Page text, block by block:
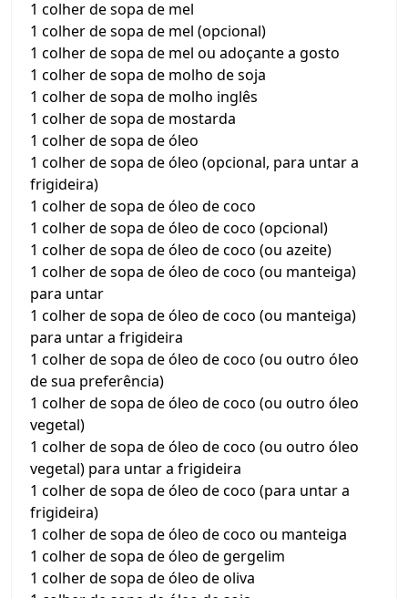
1 colher de sopa de mel
1 colher de sopa de mel (opcional)
1 colher de sopa de mel ou adoçante a gosto
1 colher de sopa de molho de soja
1 colher de sopa de molho inglês
1 colher de sopa de mostarda
1 colher de sopa de óleo
1 colher de sopa de óleo (opcional, para untar a
frigideira)
1 colher de sopa de óleo de coco
1 colher de sopa de óleo de coco (opcional)
1 colher de sopa de óleo de coco (ou azeite)
1 colher de sopa de óleo de coco (ou manteiga)
para untar
1 colher de sopa de óleo de coco (ou manteiga)
para untar a frigideira
1 colher de sopa de óleo de coco (ou outro óleo
de sua preferência)
1 colher de sopa de óleo de coco (ou outro óleo
vegetal)
1 colher de sopa de óleo de coco (ou outro óleo
vegetal) para untar a frigideira
1 colher de sopa de óleo de coco (para untar a
frigideira)
1 colher de sopa de óleo de coco ou manteiga
1 colher de sopa de óleo de gergelim
1 colher de sopa de óleo de oliva